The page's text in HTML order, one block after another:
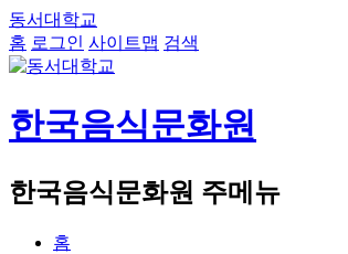
동서대학교
홈 로그인 사이트맵 검색
한국음식문화원
한국음식문화원 주메뉴
홈